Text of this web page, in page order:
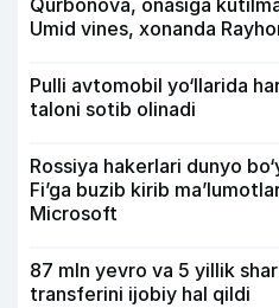
Qurbonova, onasiga
Umid vines, xonanda
Pulli avtomobil yo‘llarida
taloni sotib olinadi
Rossiya hakerlari dunyo
Fi’ga buzib kirib
Microsoft
87 mln yevro va 5 yillik
transferini ijobiy hal qildi